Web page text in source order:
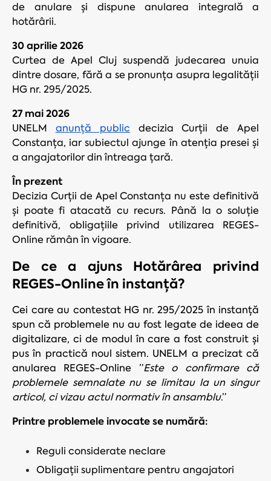
de anulare și dispune anularea integrală a
hotărârii.
30 aprilie 2026
Curtea de Apel Cluj suspendă judecarea unuia
dintre dosare, fără a se pronunța asupra legalității
HG nr. 295/2025.
27 mai 2026
UNELM anunță public decizia Curții de Apel
Constanța, iar subiectul ajunge în atenția presei și
a angajatorilor din întreaga țară.
În prezent
Decizia Curții de Apel Constanța nu este definitivă
și poate fi atacată cu recurs. Până la o soluție
definitivă, obligațiile privind utilizarea REGES-
Online rămân în vigoare.
De ce a ajuns Hotărârea privind
REGES-Online în instanță?
Cei care au contestat HG nr. 295/2025 în instanță
spun că problemele nu au fost legate de ideea de
digitalizare, ci de modul în care a fost construit și
pus în practică noul sistem. UNELM a precizat că
anularea REGES-Online ”Este o confirmare că
problemele semnalate nu se limitau la un singur
articol, ci vizau actul normativ în ansamblu.”
Printre problemele invocate se numără:
Reguli considerate neclare
Obligații suplimentare pentru angajatori